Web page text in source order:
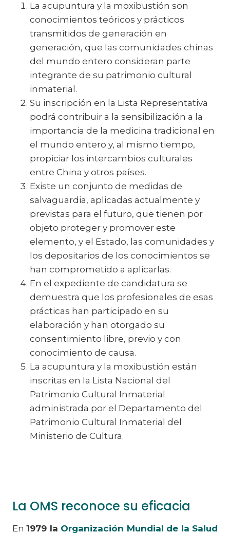
La acupuntura y la moxibustión son
conocimientos teóricos y prácticos
transmitidos de generación en
generación, que las comunidades chinas
del mundo entero consideran parte
integrante de su patrimonio cultural
inmaterial.
Su inscripción en la Lista Representativa
podrá contribuir a la sensibilización a la
importancia de la medicina tradicional en
el mundo entero y, al mismo tiempo,
propiciar los intercambios culturales
entre China y otros países.
Existe un conjunto de medidas de
salvaguardia, aplicadas actualmente y
previstas para el futuro, que tienen por
objeto proteger y promover este
elemento, y el Estado, las comunidades y
los depositarios de los conocimientos se
han comprometido a aplicarlas.
En el expediente de candidatura se
demuestra que los profesionales de esas
prácticas han participado en su
elaboración y han otorgado su
consentimiento libre, previo y con
conocimiento de causa.
La acupuntura y la moxibustión están
inscritas en la Lista Nacional del
Patrimonio Cultural Inmaterial
administrada por el Departamento del
Patrimonio Cultural Inmaterial del
Ministerio de Cultura.
La OMS reconoce su eficacia
En1979 la Organización Mundial de la Salud